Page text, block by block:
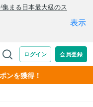
ンを獲得！